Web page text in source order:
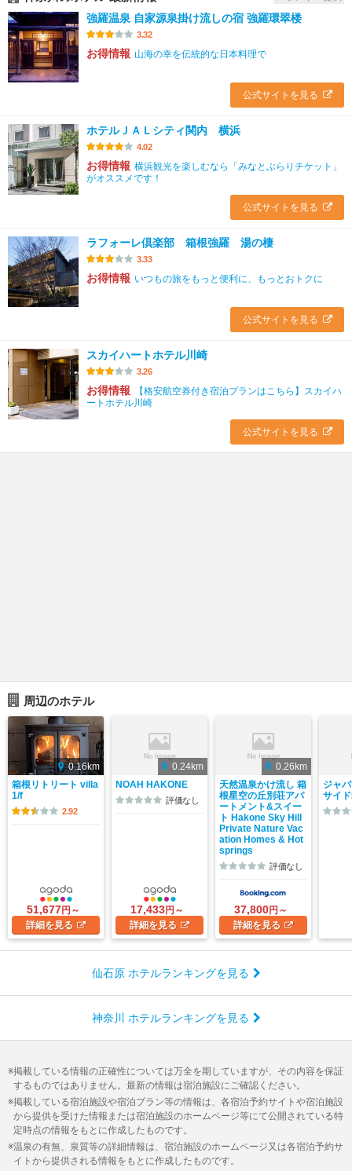
強羅温泉 自家源泉掛け流しの宿 強羅環翠楼
3.32
お得情報 山海の幸を伝統的な日本料理で
公式サイトを見る
ホテルＪＡＬシティ関内 横浜
4.02
お得情報 横浜観光を楽しむなら「みなとぶらりチケット」
がオススメです！
公式サイトを見る
ラフォーレ倶楽部 箱根強羅 湯の棲
3.33
お得情報 いつもの旅をもっと便利に、もっとおトクに
公式サイトを見る
スカイハートホテル川崎
3.26
お得情報
【格安航空券付き宿泊プランはこちら】スカイハ
ートホテル川崎
公式サイトを見る
周辺のホテル
0.16km
箱根リトリート villa
1/f
2.92
51,677円～
詳細を見る
0.24km
NOAH HAKONE
評価なし
17,433円～
詳細を見る
0.26km
天然温泉かけ流し 箱
根星空の丘別荘アパ
ートメント&スイー
ト Hakone Sky Hill
Private Nature Vac
ation Homes & Hot
springs
評価なし
37,800円～
詳細を見る
ジャ
サイ
仙石原 ホテルランキングを見る
神奈川 ホテルランキングを見る
掲載している情報の正確性については万全を期していますが、その内容を保証
するものではありません。最新の情報は宿泊施設にご確認ください。
掲載している宿泊施設や宿泊プラン等の情報は、各宿泊予約サイトや宿泊施設
から提供を受けた情報または宿泊施設のホームページ等にて公開されている特
定時点の情報をもとに作成したものです。
温泉の有無、泉質等の詳細情報は、宿泊施設のホームページ又は各宿泊予約サ
イトから提供される情報をもとに作成したものです。